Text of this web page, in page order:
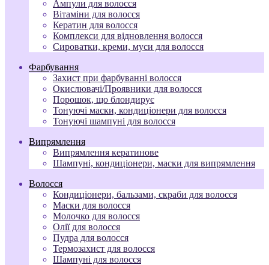
Ампули для волосся
Вітаміни для волосся
Кератин для волосся
Комплекси для відновлення волосся
Сироватки, креми, муси для волосся
Фарбування
Захист при фарбуванні волосся
Окислювачі/Проявники для волосся
Порошок, що блондирує
Тонуючі маски, кондиціонери для волосся
Тонуючі шампуні для волосся
Випрямлення
Випрямлення кератинове
Шампуні, кондиціонери, маски для випрямлення
Волосся
Кондиціонери, бальзами, скраби для волосся
Маски для волосся
Молочко для волосся
Олії для волосся
Пудра для волосся
Термозахист для волосся
Шампуні для волосся